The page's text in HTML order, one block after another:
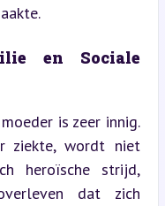
en Sociale
is zeer innig.
ziekte, wordt niet
heroïsche strijd,
dat zich